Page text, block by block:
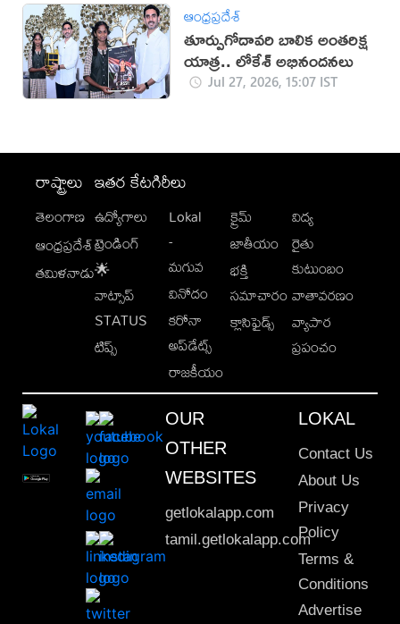
ఆంధ్రప్రదేశ్
తూర్పుగోదావరి బాలిక అంతరిక్ష
యాత్ర.. లోకేశ్ అభినందనలు
Jul 27, 2026, 15:07 IST
రాష్ట్రాలు
తెలంగాణ
ఆంధ్రప్రదేశ్
తమిళనాడు
ఇతర కేటగిరీలు
ఉద్యోగాలు
ట్రెండింగ్
🌟
వాట్సాప్
STATUS
టిప్స్
Lokal
-
మగువ
వినోదం
కరోనా
అప్‌డేట్స్
రాజకీయం
క్రైమ్
జాతీయం
భక్తి
సమాచారం
క్లాసిఫైడ్స్
విద్య
రైతు
కుటుంబం
వాతావరణం
వ్యాపార
ప్రపంచం
OUR
OTHER
WEBSITES
getlokalapp.com
tamil.getlokalapp.com
LOKAL
Contact Us
About Us
Privacy
Policy
Terms &
Conditions
Advertise